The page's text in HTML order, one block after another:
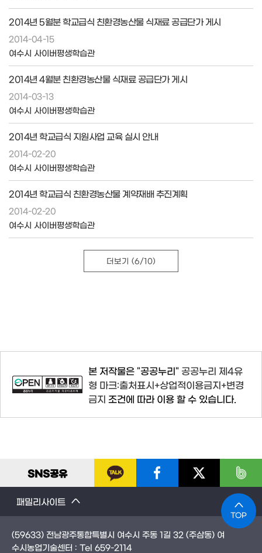
2014년 5월분 학교급식 친환경농산물 식재료 공급단가 게시
2014-04-15
여수시 사이버평생학습관
2014년 4월분 친환경농산물 식재료 공급단가 게시
2014-03-13
여수시 사이버평생학습관
2014년 학교급식 지원사업 교육 실시 안내
2014-02-20
여수시 사이버평생학습관
2014년 학교급식 친환경농산물 계약재배 추진계획
2014-02-20
여수시 사이버평생학습관
더보기 (6/10)
본 저작물은 "공공누리" 공공누리 제4유
형 마크:출처표시+상업적이용금지+변경
금지 조건에 따라 이용 할 수 있습니다.
SNS공유
패밀리사이트
TOP
(59633) 전남광주통합특별시 여수시 주동 1길 32 (주삼동) 여
수시농업기술센터 : Tel 659-2114